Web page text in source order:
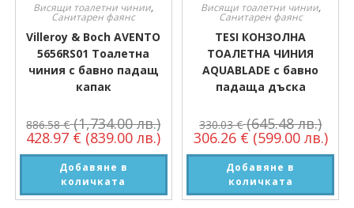
Висящи тоалетни чинии,
Санитарен фаянс
Villeroy & Boch AVENTO
5656RS01 Тоалетна
чиния с бавно падащ
капак
886.58€ (1,734.00 лв.)
428.97 € (839.00 лв.)
Добавяне в
количката
Висящи тоалетни чинии,
Санитарен фаянс
TESI КОНЗОЛНА
ТОАЛЕТНА ЧИНИЯ
AQUABLADE с бавно
падаща дъска
330.03€ (645.48 лв.)
306.26 € (599.00 лв.)
Добавяне в
количката